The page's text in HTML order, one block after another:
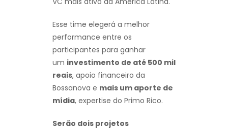
Esse time elegerá a melhor
performance entre os
participantes para ganhar
um investimento de até 500 mil
reais, apoio financeiro da
Bossanova e mais um aporte de
mídia, expertise do Primo Rico.
Serão dois projetos